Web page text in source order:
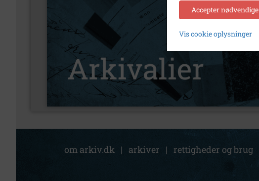
om arkiv.dk | arkiver | rettigheder og brug
Accepter nødvendige
Vis cookie oplysninger